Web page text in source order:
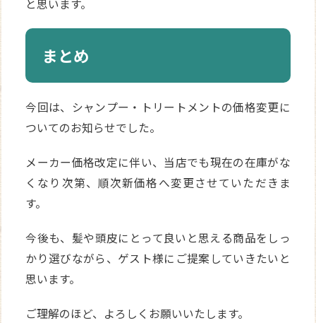
と思います。
まとめ
今回は、シャンプー・トリートメントの価格変更に
ついてのお知らせでした。
メーカー価格改定に伴い、当店でも現在の在庫がな
くなり次第、順次新価格へ変更させていただきま
す。
今後も、髪や頭皮にとって良いと思える商品をしっ
かり選びながら、ゲスト様にご提案していきたいと
思います。
ご理解のほど、よろしくお願いいたします。